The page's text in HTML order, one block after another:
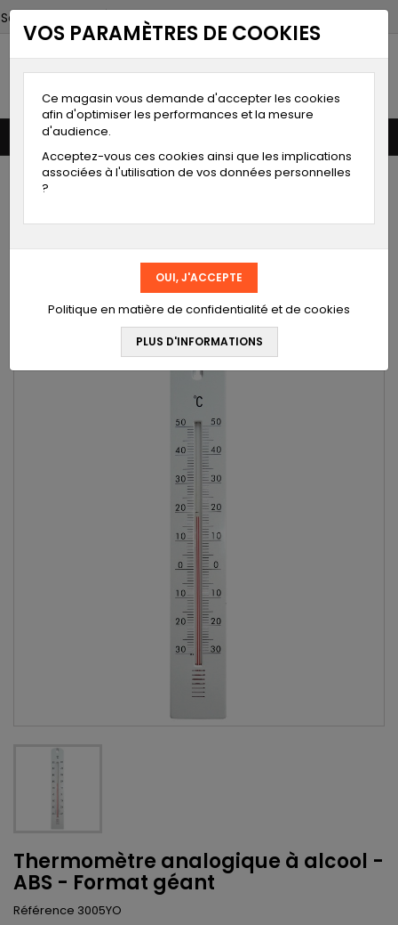
Select Language
Moineau
instruments
Spécialiste de la mesure

ACCUEIL
MODE DE PAIEMENT
LIEN VERS NOTRE CHAINE YOUTUBE
DÉSTOCKAGE
Thermomètre analogique à alcool -
ABS - Format géant
Référence 3005YO
VOS PARAMÈTRES DE COOKIES
Ce magasin vous demande d'accepter les cookies
afin d'optimiser les performances et la mesure
d'audience.
Acceptez-vous ces cookies ainsi que les implications
associées à l'utilisation de vos données personnelles
?
Politique en matière de confidentialité et de cookies